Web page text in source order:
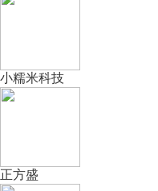
小糯米科技
正方盛